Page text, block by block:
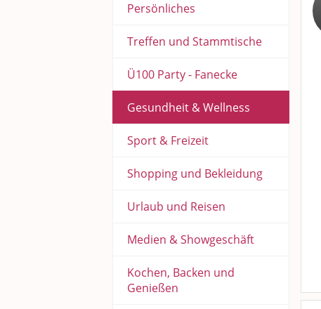
Persönliches
Treffen und Stammtische
Ü100 Party - Fanecke
Gesundheit & Wellness
Sport & Freizeit
Shopping und Bekleidung
Urlaub und Reisen
Medien & Showgeschäft
Kochen, Backen und
Genießen